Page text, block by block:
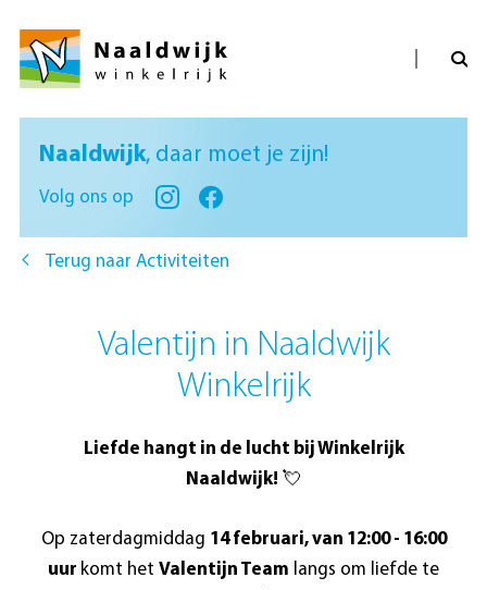
Naaldwijk, daar moet je zijn!
Volg ons op
Terug naar Activiteiten
Valentijn in Naaldwijk
Winkelrijk
Liefde hangt in de lucht bij Winkelrijk
Naaldwijk! 💘
Op zaterdagmiddag 14 februari, van 12:00 - 16:00
uur komt het Valentijn Team langs om liefde te